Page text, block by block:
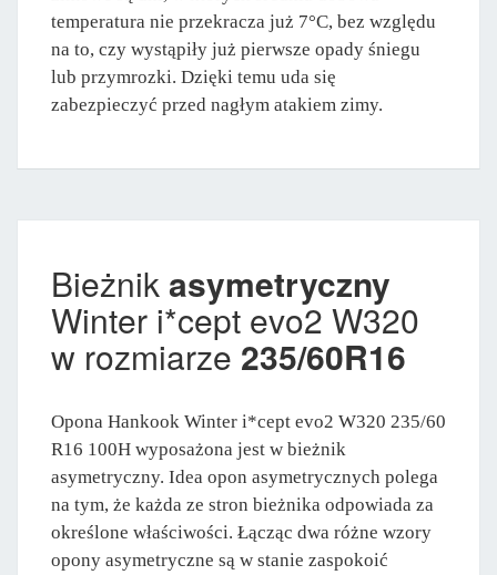
temperatura nie przekracza już 7°C, bez względu
na to, czy wystąpiły już pierwsze opady śniegu
lub przymrozki. Dzięki temu uda się
zabezpieczyć przed nagłym atakiem zimy.
Bieżnikasymetryczny
Winter i*cept evo2 W320
w rozmiarze 235/60R16
Opona Hankook Winter i*cept evo2 W320 235/60
R16 100H wyposażona jest w bieżnik
asymetryczny. Idea opon asymetrycznych polega
na tym, że każda ze stron bieżnika odpowiada za
określone właściwości. Łącząc dwa różne wzory
opony asymetryczne są w stanie zaspokoić